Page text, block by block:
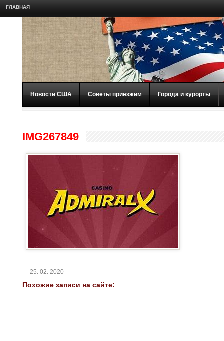
ГЛАВНАЯ
Новости США Советы приезжим Города и курорты
IMG267849
— 25. 02. 2020
Похожие записи на сайте: